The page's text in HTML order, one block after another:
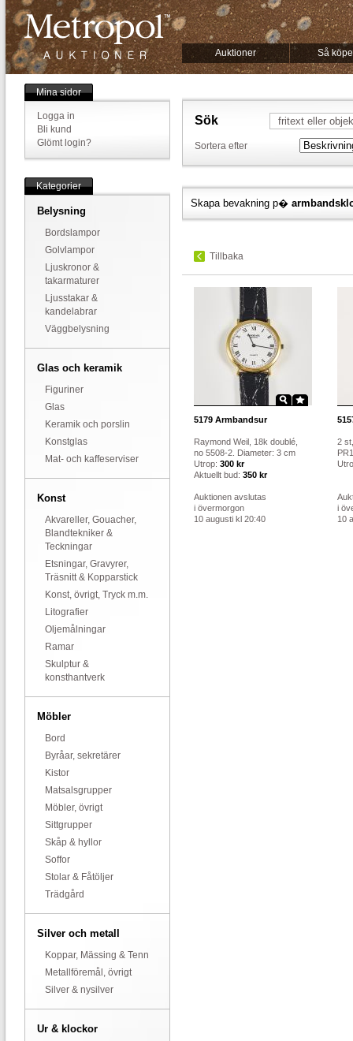
Auktioner Så
Mina sidor
Logga in
Bli kund
Glömt login?
Kategorier
Belysning
Bordslampor
Golvlampor
Ljuskronor &
takarmaturer
Ljusstakar &
kandelabrar
Väggbelysning
Glas och keramik
Figuriner
Glas
Keramik och porslin
Konstglas
Mat- och kaffeserviser
Konst
Akvareller, Gouacher,
Blandtekniker &
Teckningar
Etsningar, Gravyrer,
Träsnitt & Kopparstick
Konst, övrigt, Tryck m.m.
Litografier
Oljemålningar
Ramar
Skulptur &
konsthantverk
Möbler
Bord
Byråar, sekretärer
Kistor
Matsalsgrupper
Möbler, övrigt
Sittgrupper
Skåp & hyllor
Soffor
Stolar & Fåtöljer
Trädgård
Silver och metall
Koppar, Mässing & Tenn
Metallföremål, övrigt
Silver & nysilver
Ur & klockor
Sök
Sortera efter
Skapa bevakning p�
Tillbaka
5179 Armbandsur
Raymond Weil, 18k doublé,
no 5508-2. Diameter: 3 cm
Utrop: 300 kr
Aktuellt bud: 350 kr
Auktionen avslutas
i övermorgon
10 augusti kl 20:40
2
i
10